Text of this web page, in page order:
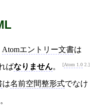
Atomエントリー文書は
ばなりません。 Atom 1.0 2.
は名前空間整形式でなけ
。